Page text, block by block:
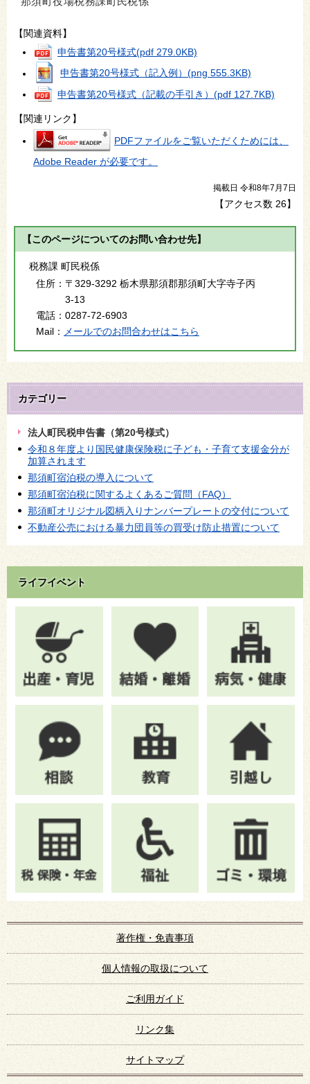
【関連資料】
申告書第20号様式(pdf 279.0KB)
申告書第20号様式（記入例） (png 555.3KB)
申告書第20号様式（記載の手引き） (pdf 127.7KB)
【関連リンク】
PDFファイルをご覧いただくためには、
Adobe Reader が必要です。
掲載日 令和8年7月7日
【アクセス数 26】
【このページについてのお問い合わせ先】
税務課 町民税係
住所： 〒329-3292 栃木県那須郡那須町大字寺子丙
3-13
電話： 0287-72-6903
Mail： メールでのお問合わせはこちら
カテゴリー
法人町民税申告書（第20号様式）
令和８年度より国民健康保険税に子ども・子育て支援金分が
加算されます
那須町宿泊税の導入について
那須町宿泊税に関するよくあるご質問（FAQ）
那須町オリジナル図柄入りナンバープレートの交付について
不動産公売における暴力団員等の買受け防止措置について
ライフイベント
著作権・免責事項
個人情報の取扱について
ご利用ガイド
リンク集
サイトマップ